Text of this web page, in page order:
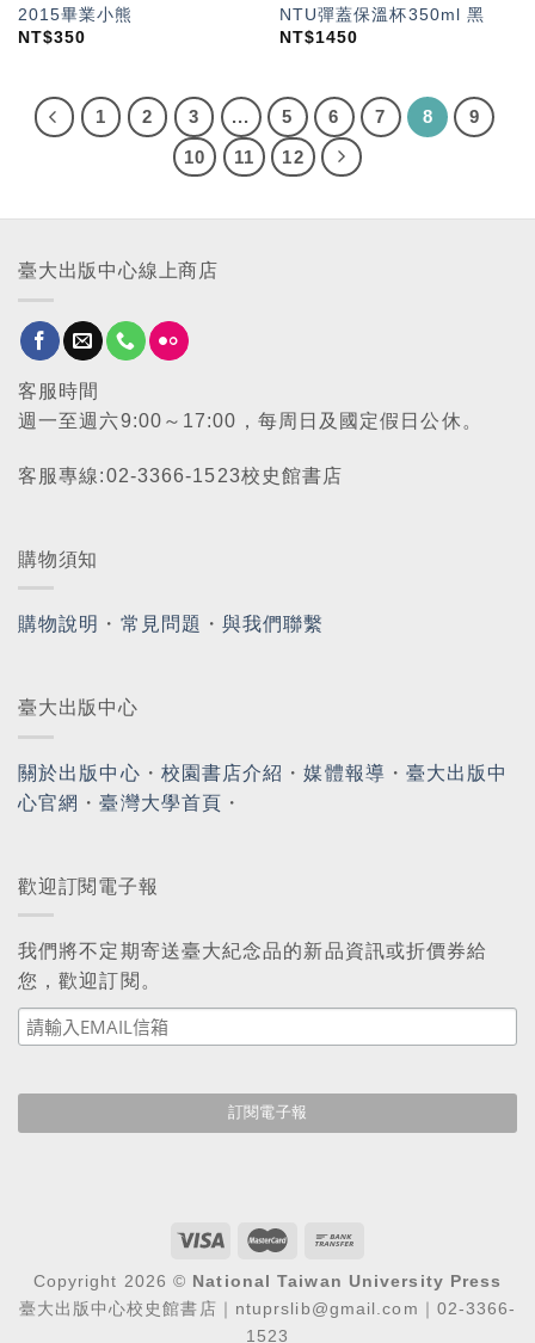
2015畢業小熊
NT$350
NTU彈蓋保溫杯350ml 黑
NT$1450
1 2 3 ... 5 6 7 8
9
10
11 12
臺大出版中心線上商店
客服時間
週一至週六9:00～17:00，每周日及國定假日公休。
客服專線:02-3366-1523校史館書店
購物須知
購物說明 ・ 常見問題 ・與我們聯繫
臺大出版中心
關於出版中心 ・ 校園書店介紹 ・媒體報導 ・ 臺大出版中
心官網 ・臺灣大學首頁 ・
歡迎訂閱電子報
我們將不定期寄送臺大紀念品的新品資訊或折價券給
您，歡迎訂閱。
Copyright 2026 © National Taiwan University Press
臺大出版中心校史館書店｜ntuprslib@gmail.com｜02-3366-
1523